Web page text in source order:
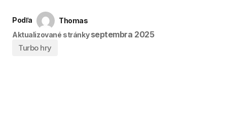
Podľa
Thomas
Aktualizované stránky septembra 2025
Turbo hry